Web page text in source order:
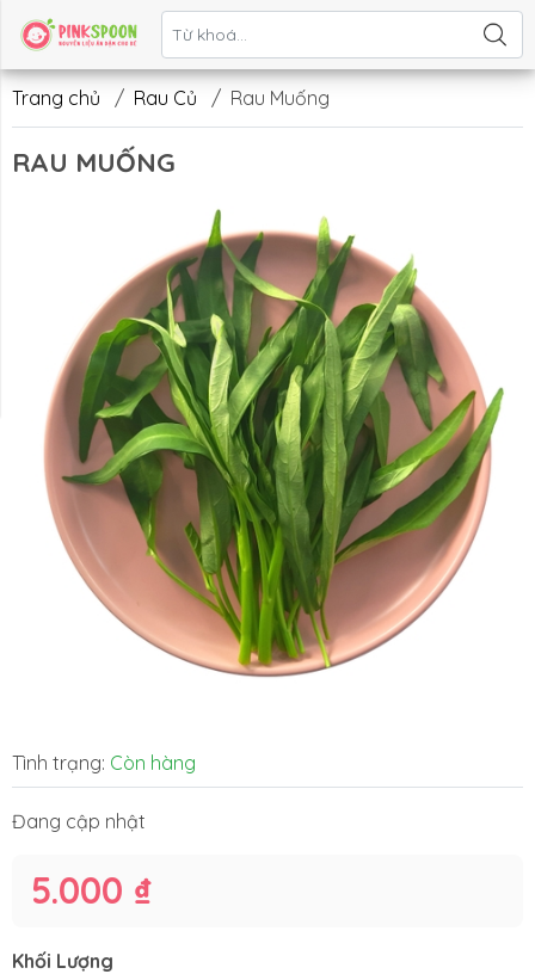
Liên hệ
Trang chủ / Rau Củ / Rau Muống
RAU MUỐNG
Tình trạng: Còn hàng
Đang cập nhật
5.000 ₫
Khối Lượng